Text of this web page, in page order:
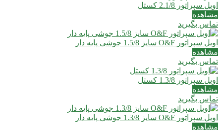
اویل سپراتور 2.1/8 کستل
مشاهده
تماس بگیرید
اویل سپراتور O&F سایز 1.5/8 جوشی پایه دار
مشاهده
تماس بگیرید
اویل سپراتور 1.3/8 کستل
مشاهده
تماس بگیرید
اویل سپراتور O&F سایز 1.3/8 جوشی پایه دار
مشاهده